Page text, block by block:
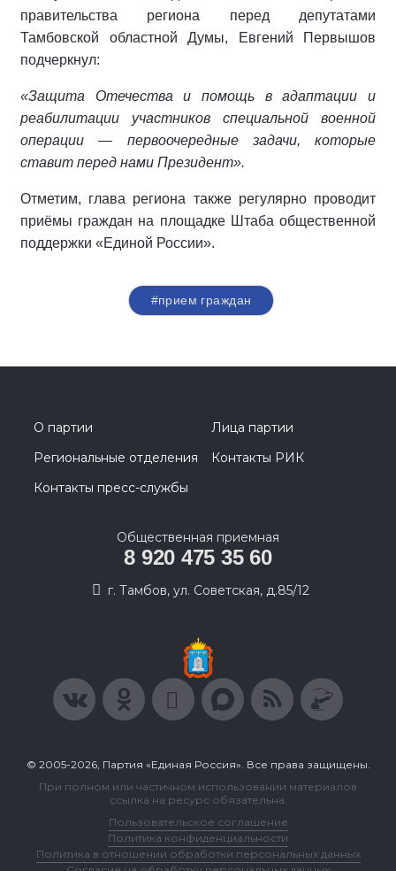
правительства региона перед депутатами
Тамбовской областной Думы, Евгений Первышов
подчеркнул:
«Защита Отечества и помощь в адаптации и
реабилитации участников специальной военной
операции — первоочередные задачи, которые
ставит перед нами Президент».
Отметим, глава региона также регулярно проводит
приёмы граждан на площадке Штаба общественной
поддержки «Единой России».
#прием граждан
О партии
Лица партии
Региональные отделения
Контакты РИК
Контакты пресс-службы
Общественная приемная
8 920 475 35 60
г. Тамбов, ул. Советская, д.85/12
© 2005-2026, Партия «Единая Россия». Все права защищены.
При полном или частичном использовании материалов
ссылка на ресурс обязательна.
Пользовательское соглашение
Политика конфиденциальности
Политика в отношении обработки персональных данных